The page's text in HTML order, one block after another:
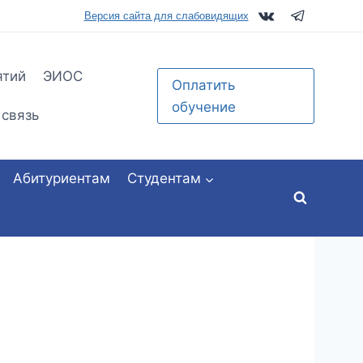
Версия сайта для слабовидящих
ЭИОС
Оплатить
обучение
Абитуриентам Студентам